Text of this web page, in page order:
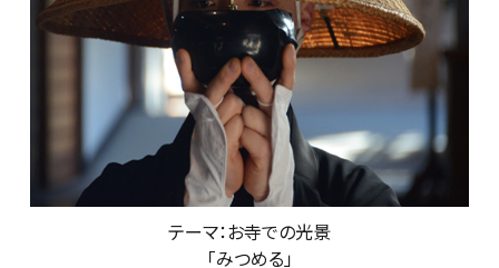
テーマ：お寺での光景
「みつめる」